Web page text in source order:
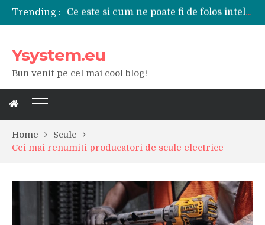
Trending :
Tipuri de polizoare de care este nevoie intr-un atelier
Utilizarea diferitelor jucarii sexuale in viata de cuplu
Modul in care a evoluat tehnologia in ultimul secol
Ysystem.eu
Bun venit pe cel mai cool blog!
Home
Scule
Cei mai renumiti producatori de scule electrice